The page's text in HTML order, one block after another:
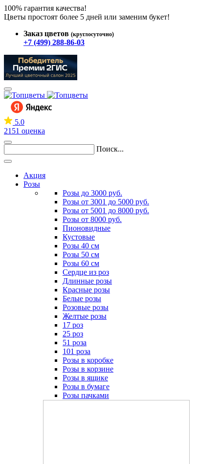
100% гарантия качества!
Цветы простоят более 5 дней или заменим букет!
Заказ цветов (круглосуточно)
+7 (499) 288-86-03
5.0
2151 оценка
Поиск...
Акция
Розы
Розы до 3000 руб.
Розы от 3001 до 5000 руб.
Розы от 5001 до 8000 руб.
Розы от 8000 руб.
Пионовидные
Кустовые
Розы 40 см
Розы 50 см
Розы 60 см
Сердце из роз
Длинные розы
Красные розы
Белые розы
Розовые розы
Желтые розы
17 роз
25 роз
51 роза
101 роза
Розы в коробке
Розы в корзине
Розы в ящике
Розы в бумаге
Розы пачками